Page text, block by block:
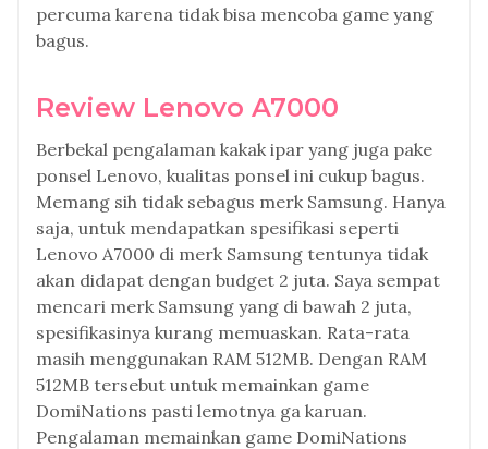
percuma karena tidak bisa mencoba game yang
bagus.
Review Lenovo A7000
Berbekal pengalaman kakak ipar yang juga pake
ponsel Lenovo, kualitas ponsel ini cukup bagus.
Memang sih tidak sebagus merk Samsung. Hanya
saja, untuk mendapatkan spesifikasi seperti
Lenovo A7000 di merk Samsung tentunya tidak
akan didapat dengan budget 2 juta. Saya sempat
mencari merk Samsung yang di bawah 2 juta,
spesifikasinya kurang memuaskan. Rata-rata
masih menggunakan RAM 512MB. Dengan RAM
512MB tersebut untuk memainkan game
DomiNations pasti lemotnya ga karuan.
Pengalaman memainkan game DomiNations